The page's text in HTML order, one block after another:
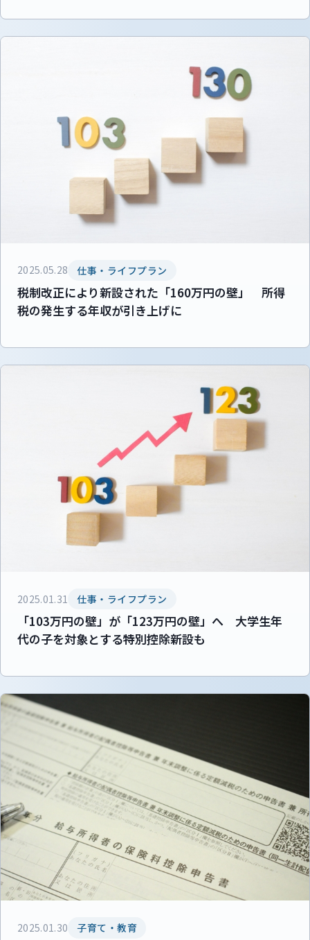
2025.05.28 仕事・ライフプラン
税制改正により新設された「160万円の壁」 所得
税の発生する年収が引き上げに
2025.01.31 仕事・ライフプラン
「103万円の壁」が「123万円の壁」へ 大学生年
代の子を対象とする特別控除新設も
2025.01.30 子育て・教育